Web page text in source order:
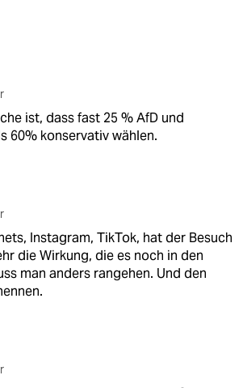
ist, dass fast 25 % AfD und
60% konservativ wählen.
Instagram, TikTok, hat der Besuch
die Wirkung, die es noch in den
man anders rangehen. Und den